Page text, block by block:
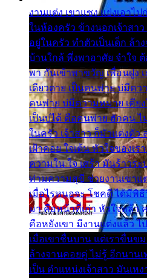
งานแต่ง เขาแซง แย่งเอา
ในห้องครัว ข้างนอกเจ้าสาว
อยู่ในครัว ทำตัวเป็นเด็ก ล้า
บ้านใกล้ พึ่งพาอาศัย จำใจ ต้
พา กันเข้าพาขวัญ เพื่อนฝูง
เดียวดาย เป็นคนพ่าย บ่มีคว
คนพ่าย บ่มีความหมาย เคียง
เป็นบ่ได้ คือคนพ่าย ฮักคน ไ
ในครัว เจ้าสาว ก็มัวแต่งตัว
เฝ้าคอย ใจเต้น หัวใจของเ
ความใน ใจ เศร้า มันร้าวร
ท่ามความสุขี ช่วยงานเขาแ
เมื่อไรหนอจะ โชคดี ได้มีพิ
มา คือหน้าที่เก่า หัวใจหล้า
คือหยังเขา มีงานแต่งแล้ว ไ
เมื่อเขาชื่นบาน แต่เราขื่นข
ล้างจานคอยคู่ ไม่รู้ อีกนาน
เป็น ตำแหน่งเจ้าสาว มันเ